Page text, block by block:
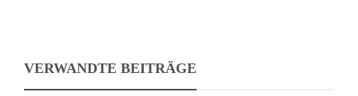
VERWANDTE BEITRÄGE